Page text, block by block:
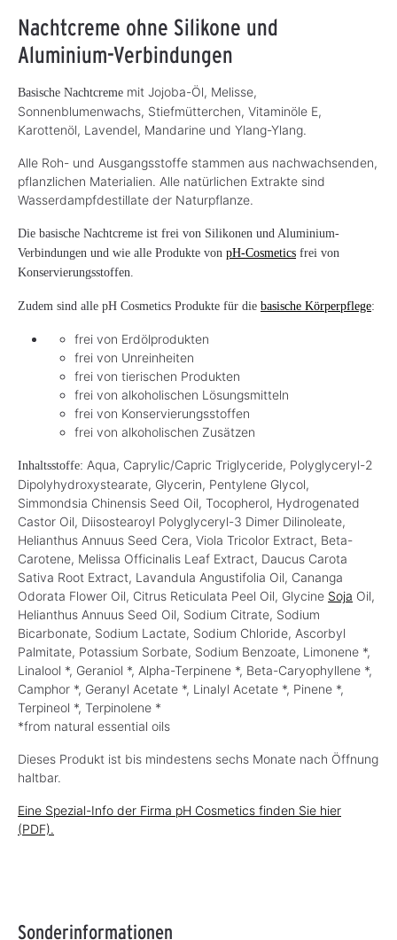
Nachtcreme ohne Silikone und
Aluminium-Verbindungen
Basische Nachtcreme mit Jojoba-Öl, Melisse,
Sonnenblumenwachs, Stiefmütterchen, Vitaminöle E,
Karottenöl, Lavendel, Mandarine und Ylang-Ylang.
Alle Roh- und Ausgangsstoffe stammen aus nachwachsenden,
pflanzlichen Materialien. Alle natürlichen Extrakte sind
Wasserdampfdestillate der Naturpflanze.
Die basische Nachtcreme ist frei von Silikonen und Aluminium-
Verbindungen und wie alle Produkte von pH-Cosmetics frei von
Konservierungsstoffen.
Zudem sind alle pH Cosmetics Produkte für die basische Körperpflege:
frei von Erdölprodukten
frei von Unreinheiten
frei von tierischen Produkten
frei von alkoholischen Lösungsmitteln
frei von Konservierungsstoffen
frei von alkoholischen Zusätzen
Inhaltsstoffe: Aqua, Caprylic/Capric Triglyceride, Polyglyceryl-2
Dipolyhydroxystearate, Glycerin, Pentylene Glycol,
Simmondsia Chinensis Seed Oil, Tocopherol, Hydrogenated
Castor Oil, Diisostearoyl Polyglyceryl-3 Dimer Dilinoleate,
Helianthus Annuus Seed Cera, Viola Tricolor Extract, Beta-
Carotene, Melissa Officinalis Leaf Extract, Daucus Carota
Sativa Root Extract, Lavandula Angustifolia Oil, Cananga
Odorata Flower Oil, Citrus Reticulata Peel Oil, Glycine Soja Oil,
Helianthus Annuus Seed Oil, Sodium Citrate, Sodium
Bicarbonate, Sodium Lactate, Sodium Chloride, Ascorbyl
Palmitate, Potassium Sorbate, Sodium Benzoate, Limonene *,
Linalool *, Geraniol *, Alpha-Terpinene *, Beta-Caryophyllene *,
Camphor *, Geranyl Acetate *, Linalyl Acetate *, Pinene *,
Terpineol *, Terpinolene *
*from natural essential oils
Dieses Produkt ist bis mindestens sechs Monate nach Öffnung
haltbar.
Eine Spezial-Info der Firma pH Cosmetics finden Sie hier
(PDF).
Sonderinformationen